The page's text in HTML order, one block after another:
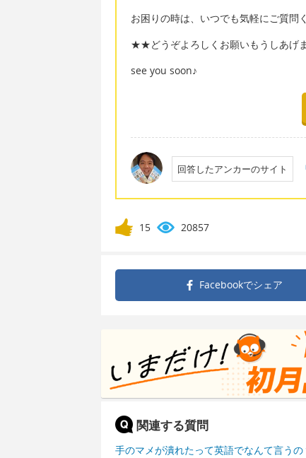
お困りの時は、いつでも気軽にご質問
★★どうぞよろしくお願いもうしあ
see you soon♪
回答したアンカーのサイト
15 20857
Facebookでシェア
関連する質問
手のマメが潰れたって英語でなんて言うの